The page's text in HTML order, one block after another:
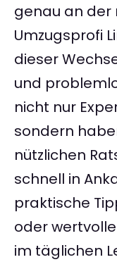
genau an der
Umzugsprofi
dieser
und
nicht nur
sondern
nützlichen
schnell in
praktische
oder
im täglichen